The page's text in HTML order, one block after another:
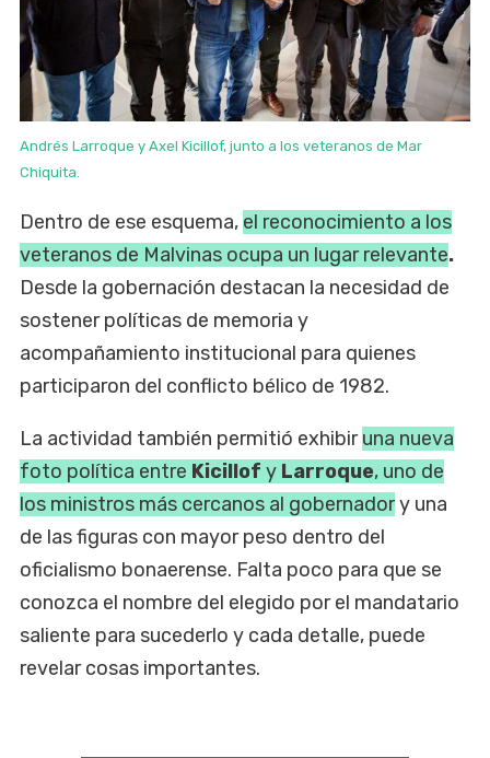
Andrés Larroque y Axel Kicillof, junto a los veteranos de Mar
Chiquita.
Dentro de ese esquema, el reconocimiento a los
veteranos de Malvinas ocupa un lugar relevante.
Desde la gobernación destacan la necesidad de
sostener políticas de memoria y
acompañamiento institucional para quienes
participaron del conflicto bélico de 1982.
La actividad también permitió exhibiruna nueva
foto política entre Kicillof y Larroque, uno de
los ministros más cercanos al gobernadory una
de las figuras con mayor peso dentro del
oficialismo bonaerense. Falta poco para que se
conozca el nombre del elegido por el mandatario
saliente para sucederlo y cada detalle, puede
revelar cosas importantes.